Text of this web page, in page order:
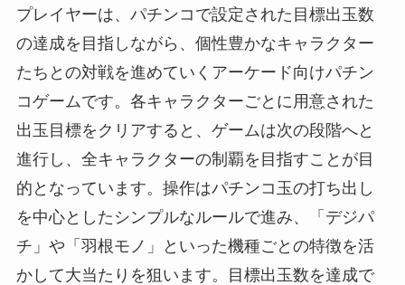
プレイヤーは、パチンコで設定された目標出玉数
の達成を目指しながら、個性豊かなキャラクター
たちとの対戦を進めていくアーケード向けパチン
コゲームです。各キャラクターごとに用意された
出玉目標をクリアすると、ゲームは次の段階へと
進行し、全キャラクターの制覇を目指すことが目
的となっています。操作はパチンコ玉の打ち出し
を中心としたシンプルなルールで進み、「デジパ
チ」や「羽根モノ」といった機種ごとの特徴を活
かして大当たりを狙います。目標出玉数を達成で